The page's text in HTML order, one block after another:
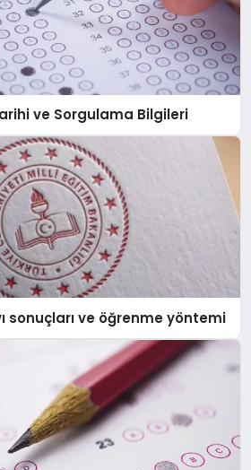
ve Sorgulama Bilgileri
sonuçları ve öğrenme yöntemi